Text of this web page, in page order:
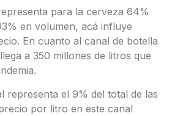
para la cerveza 64%
en volumen, acá influye
En cuanto al canal de botella
a 350 millones de litros que
representa el 9% del total de las
por litro en este canal